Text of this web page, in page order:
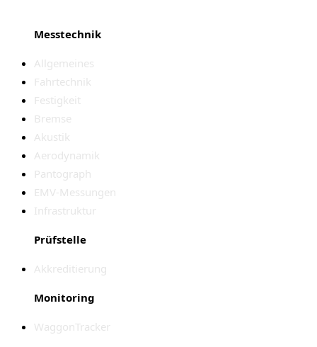
Messtechnik
Allgemeines
Fahrtechnik
Festigkeit
Bremse
Akustik
Aerodynamik
Pantograph
EMV-Messungen
Infrastruktur
Prüfstelle
Akkreditierung
Monitoring
WaggonTracker